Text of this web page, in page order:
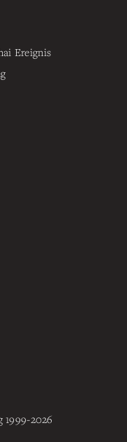
Ereignis
2026